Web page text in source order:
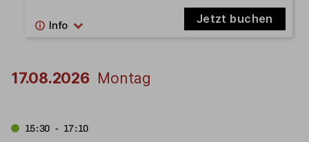
Jetzt buchen
17.08.2026 Montag
15:30 - 17:10